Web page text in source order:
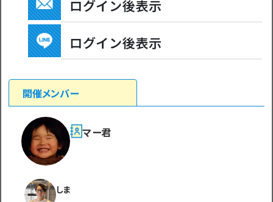
ログイン後表示
ログイン後表示
開催メンバー
マー君
しま